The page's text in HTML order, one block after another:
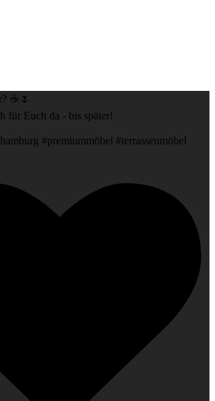
☕️🌷
für Euch da - bis später!
#premiummöbel #terrassenmöbel